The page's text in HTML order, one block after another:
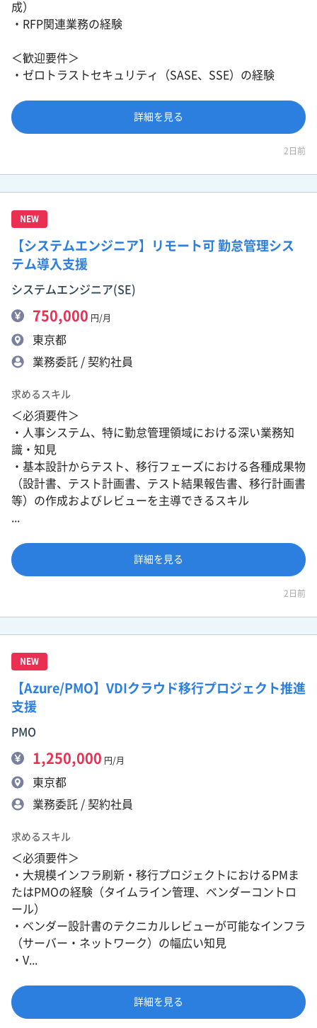
成）
・RFP関連業務の経験
＜歓迎要件＞
・ゼロトラストセキュリティ（SASE、SSE）の経験
詳細を見る
2日前
NEW
【システムエンジニア】リモート可 勤怠管理シス
テム導入支援
システムエンジニア(SE)
750,000 円/月
東京都
業務委託 / 契約社員
求めるスキル
＜必須要件＞
・人事システム、特に勤怠管理領域における深い業務知
識・知見
・基本設計からテスト、移行フェーズにおける各種成果物
（設計書、テスト計画書、テスト結果報告書、移行計画書
等）の作成およびレビューを主導できるスキル
詳細を見る
2日前
NEW
【Azure/PMO】VDIクラウド移行プロジェクト推進
支援
PMO
1,250,000 円/月
東京都
業務委託 / 契約社員
求めるスキル
＜必須要件＞
・大規模インフラ刷新・移行プロジェクトにおけるPMま
たはPMOの経験（タイムライン管理、ベンダーコントロ
ール）
・ベンダー設計書のテクニカルレビューが可能なインフラ
（サーバー・ネットワーク）の幅広い知見
・V...
詳細を見る